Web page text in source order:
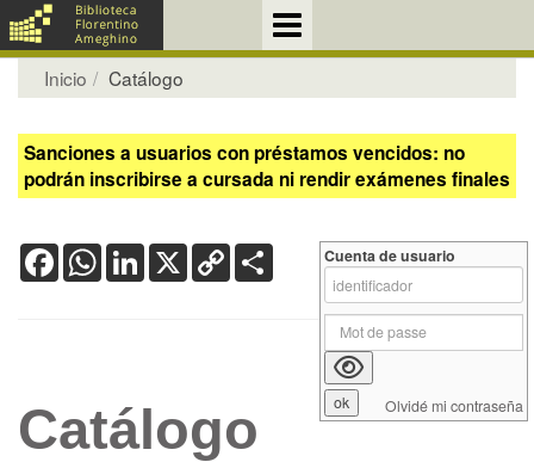
Inicio Catálogo
Sanciones a usuarios con préstamos vencidos: no
podrán inscribirse a cursada ni rendir exámenes finales
FacebookWhatsApp
LinkedIn
X Copy
Link
Catálogo
Cuenta de usuario
Olvidé mi contraseña